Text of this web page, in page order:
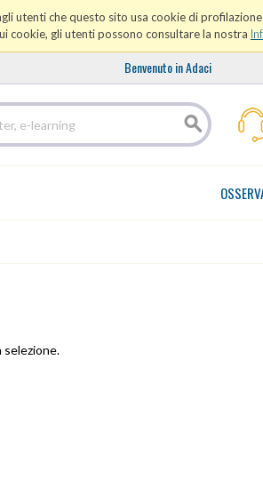
utenti che questo sito usa cookie di
cookie, gli utenti possono consultare la nostra
Benvenuto in Adaci